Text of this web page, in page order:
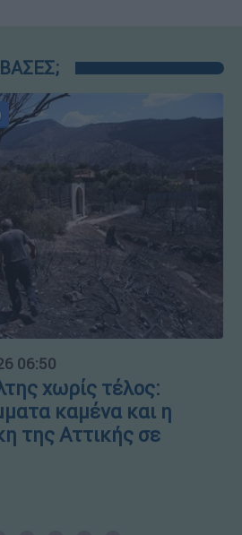
06:50
χωρίς τέλος:
καμένα και η
της Αττικής σε